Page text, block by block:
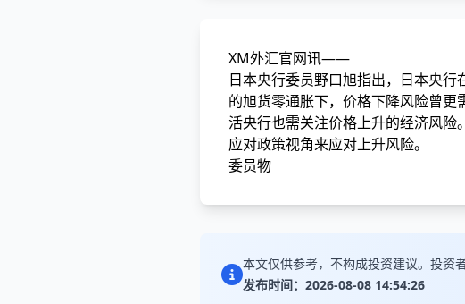
XM外汇官网讯——
日本央行委员野口旭指出，日本央
的旭货零通胀下，价格下降风险曾
活央行也需关注价格上升的经济风险
应对政策视角来应对上升风险。
委员物
本文仅供参考，不构成投资建议。投资
发布时间：2026-08-08 14:54:26